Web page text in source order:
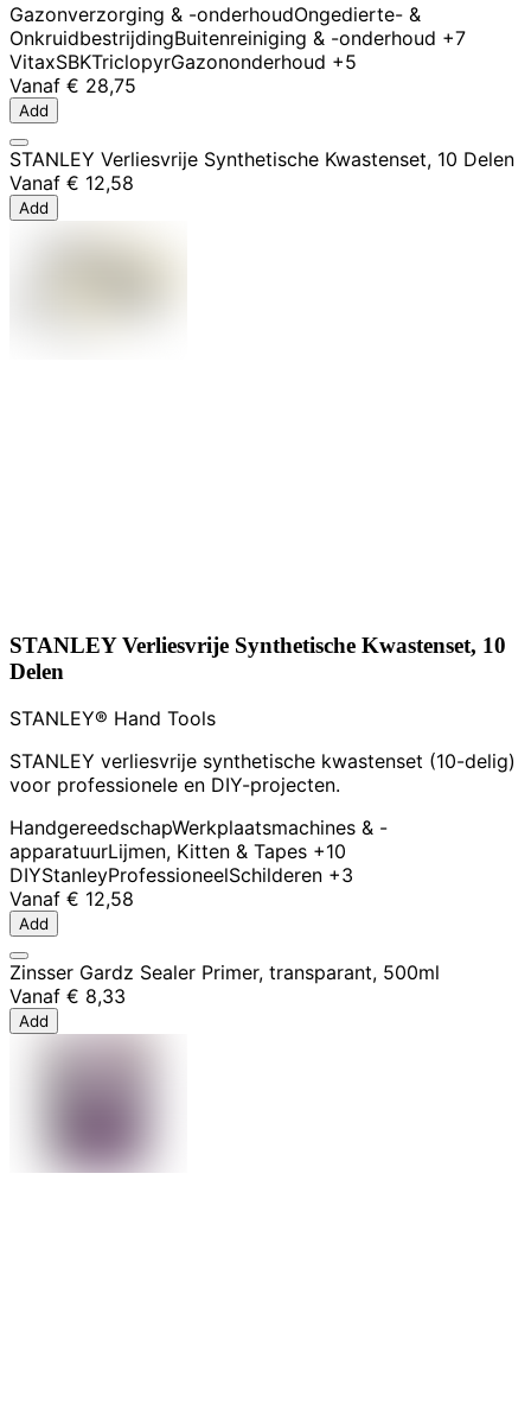
Gazonverzorging & -onderhoudOngedierte- &
OnkruidbestrijdingBuitenreiniging & -onderhoud +7
VitaxSBKTriclopyrGazononderhoud +5
Vanaf € 28,75
Add
STANLEY Verliesvrije Synthetische Kwastenset, 10 Delen
Vanaf € 12,58
Add
STANLEY Verliesvrije Synthetische Kwastenset, 10
Delen
STANLEY® Hand Tools
STANLEY verliesvrije synthetische kwastenset (10-delig)
voor professionele en DIY-projecten.
HandgereedschapWerkplaatsmachines & -
apparatuurLijmen, Kitten & Tapes +10
DIYStanleyProfessioneelSchilderen +3
Vanaf € 12,58
Add
Zinsser Gardz Sealer Primer, transparant, 500ml
Vanaf € 8,33
Add